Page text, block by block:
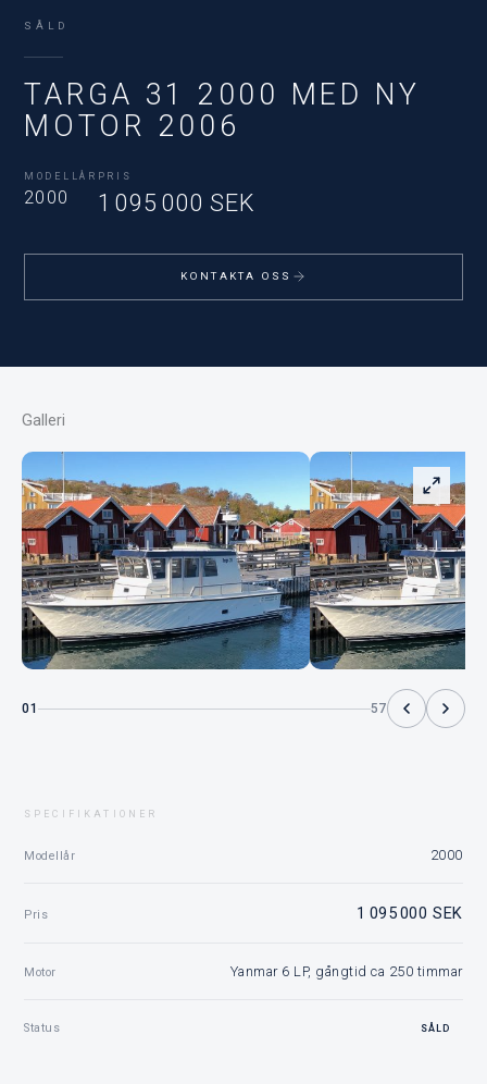
SÅLD
TARGA 31 2000 MED NY
MOTOR 2006
MODELLÅR
2000
PRIS
1 095 000 SEK
KONTAKTA OSS
Galleri
01 57
SPECIFIKATIONER
Modellår 2000
Pris 1 095 000 SEK
Motor Yanmar 6 LP, gångtid ca 250 timmar
Status SÅLD